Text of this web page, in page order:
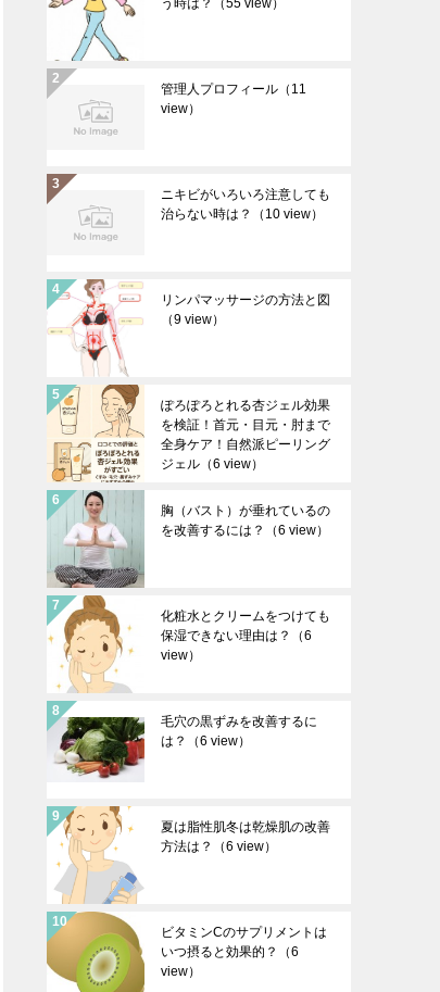
う時は？
（55 view）
管理人プロフィール （11
view）
ニキビがいろいろ注意しても
治らない時は？
（10 view）
リンパマッサージの方法と図
（9 view）
ぽろぽろとれる杏ジェル効果
を検証！首元・目元・肘まで
全身ケア！自然派ピーリング
ジェル （6 view）
胸（バスト）が垂れているの
を改善するには？
（6 view）
化粧水とクリームをつけても
保湿できない理由は？
（6
view）
毛穴の黒ずみを改善するに
は？
（6 view）
夏は脂性肌冬は乾燥肌の改善
方法は？
（6 view）
ビタミンCのサプリメントは
いつ摂ると効果的？
（6
view）